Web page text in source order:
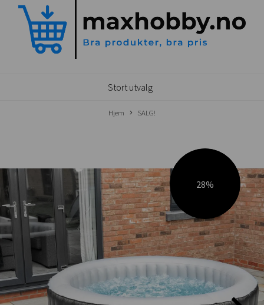
Stort utvalg
Hjem SALG!
28%